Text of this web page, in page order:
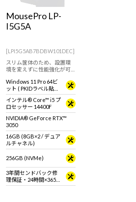
MousePro LP-
I5G5A
[LPI5G5AB7BDBW101DEC]
スリム筐体のため、設置環
境を変えずに性能強化が可
Windows 11 Pro 64ビ
ット ( PKIDラベル貼付
対応 )
インテル® Core™ i5 プ
ロセッサー 14400F
NVIDIA® GeForce RTX™
3050
16GB (8GB×2 / デュア
ルチャネル)
256GB (NVMe)
3年間センドバック修
理保証・24時間×365
日電話サポート